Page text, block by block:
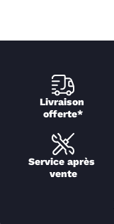
Livraison
offerte*
Service après
vente